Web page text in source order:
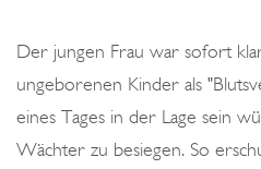
Der jungen Frau war sofort
ungeborenen Kinder als
eines Tages in der Lage sein
Wächter zu besiegen. So